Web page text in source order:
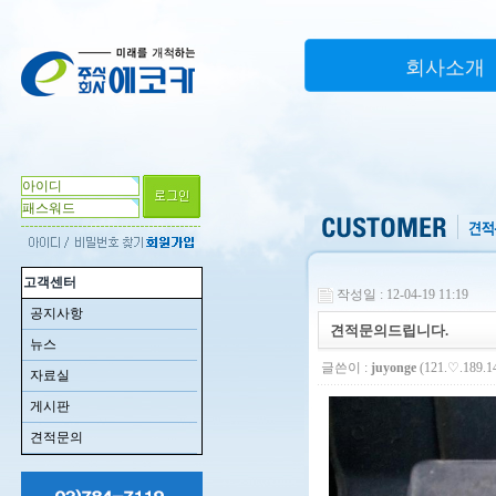
고객센터
공지사항
뉴스
자료실
게시판
견적문의
회사소개
작성일 : 12-04-19 11:19
견적문의드립니다.
글쓴이 : juyonge